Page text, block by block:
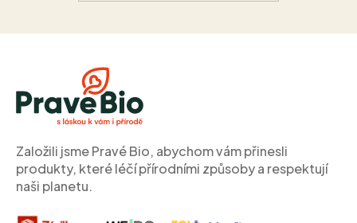
Založili jsme Pravé Bio, abychom vám přinesli
produkty, které léčí přírodními způsoby a respektují
naši planetu.